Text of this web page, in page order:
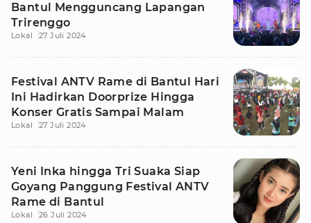
Bantul Mengguncang Lapangan
Trirenggo
Lokal 27 Juli 2024
Festival ANTV Rame di Bantul Hari
Ini Hadirkan Doorprize Hingga
Konser Gratis Sampai Malam
Lokal 27 Juli 2024
Yeni Inka hingga Tri Suaka Siap
Goyang Panggung Festival ANTV
Rame di Bantul
Lokal 26 Juli 2024